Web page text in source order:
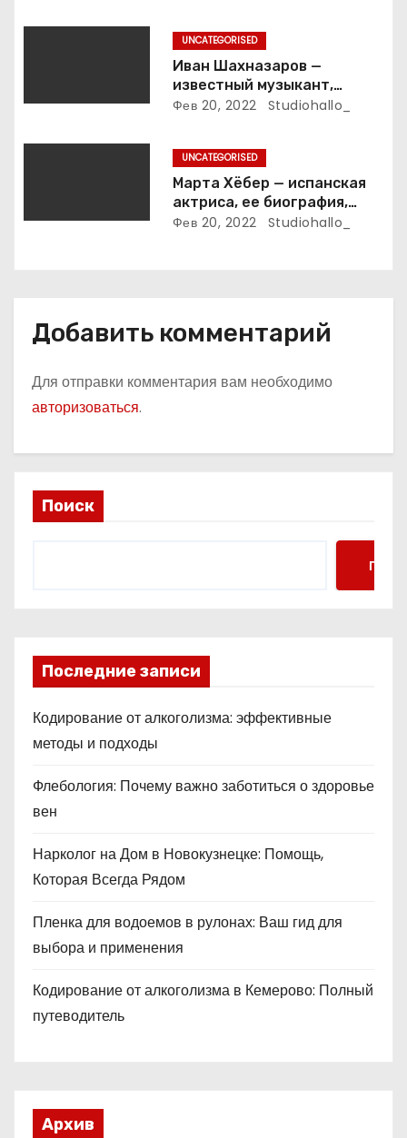
и
я
UNCATEGORISED
Иван Шахназаров —
известный музыкант,
композитор и продюсер —
Фев 20, 2022 Studiohallo_
UNCATEGORISED
Марта Хёбер — испанская
актриса, ее биография,
фото и интересные факты,
Фев 20, 2022 Studiohallo_
Добавить комментарий
Для отправки комментария вам необходимо
авторизоваться.
Поиск
Поиск
Последние записи
Кодирование от алкоголизма: эффективные
методы и подходы
Флебология: Почему важно заботиться о здоровье
вен
Нарколог на Дом в Новокузнецке: Помощь,
Которая Всегда Рядом
Пленка для водоемов в рулонах: Ваш гид для
выбора и применения
Кодирование от алкоголизма в Кемерово: Полный
путеводитель
Архив